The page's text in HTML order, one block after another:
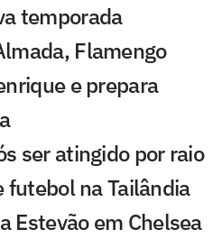
temporada
Flamengo
e prepara
ser atingido por raio
na Tailândia
Estevão em Chelsea